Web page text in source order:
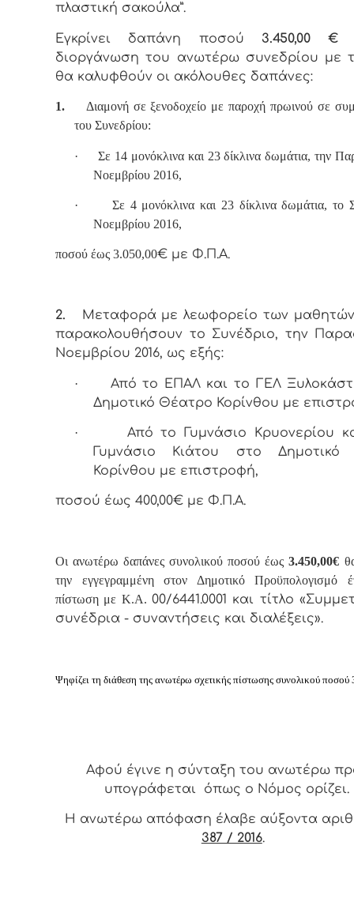
πλαστική σακούλα”.
Εγκρίνει δαπάνη ποσού 3.450,00 €
διοργάνωση του ανωτέρω συνεδρίου με
θα καλυφθούν οι ακόλουθες δαπάνες:
1.
Διαμονή σε ξενοδοχείο με παροχή πρωινού σε
του Συνεδρίου:
·
Σε 14 μονόκλινα και 23 δίκλινα δωμάτια, την
Νοεμβρίου 2016,
·
Σε 4 μονόκλινα και 23 δίκλινα δωμάτια, το
Νοεμβρίου 2016,
ποσού έως 3.050,00€ με Φ.Π.Α.
2. Μεταφορά με λεωφορείο των
παρακολουθήσουν το Συνέδριο, την
Νοεμβρίου 2016, ως εξής:
·
Από το ΕΠΑΛ και το ΓΕΛ
Δημοτικό Θέατρο Κορίνθου με
·
Από το Γυμνάσιο Κρυονερίου
Γυμνάσιο Κιάτου στο Δημοτικό
Κορίνθου με επιστροφή,
ποσού έως 400,00€ με Φ.Π.Α.
Οι ανωτέρω δαπάνες συνολικού ποσού έως3.450,00€
την εγγεγραμμένη στον Δημοτικό Προϋπολογισμό
πίστωση με Κ.Α.00/6441.0001 και τίτλο
συνέδρια - συναντήσεις και διαλέξεις».
Ψηφίζει τη διάθεση της ανωτέρω σχετικής πίστωσης συνολικού ποσού
Αφού έγινε η σύνταξη του ανωτέρω
υπογράφεται όπως ο Νόμος ορίζει.
Η ανωτέρω απόφαση έλαβε αύξοντα
387 / 2016.